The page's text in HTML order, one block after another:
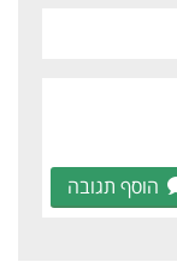
הוסף תגובה